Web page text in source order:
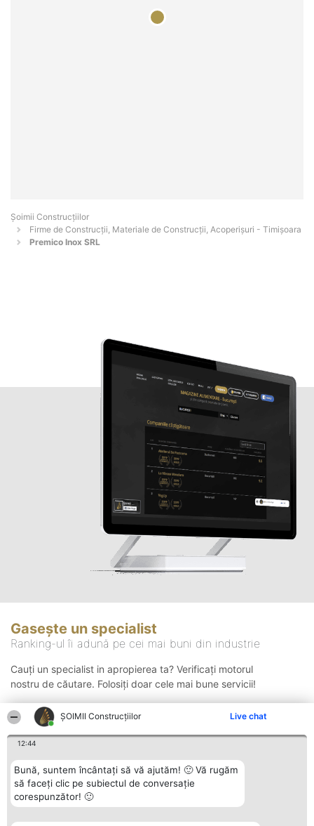
ȘOIMII Construcțiilor Live chat
12:44
Bună, suntem încântați să vă ajutăm! 🙂 Vă rugăm
să faceți clic pe subiectul de conversație
corespunzător! 🙂
Șoimii Construcțiilor
Firme de Construcții, Materiale de Construcții, Acoperișuri - Timişoara
Premico Inox SRL
Gasește un specialist
Ranking-ul îi adună pe cei mai buni din industrie
Cauți un specialist in apropierea ta? Verificați motorul
nostru de căutare. Folosiți doar cele mai bune servicii!